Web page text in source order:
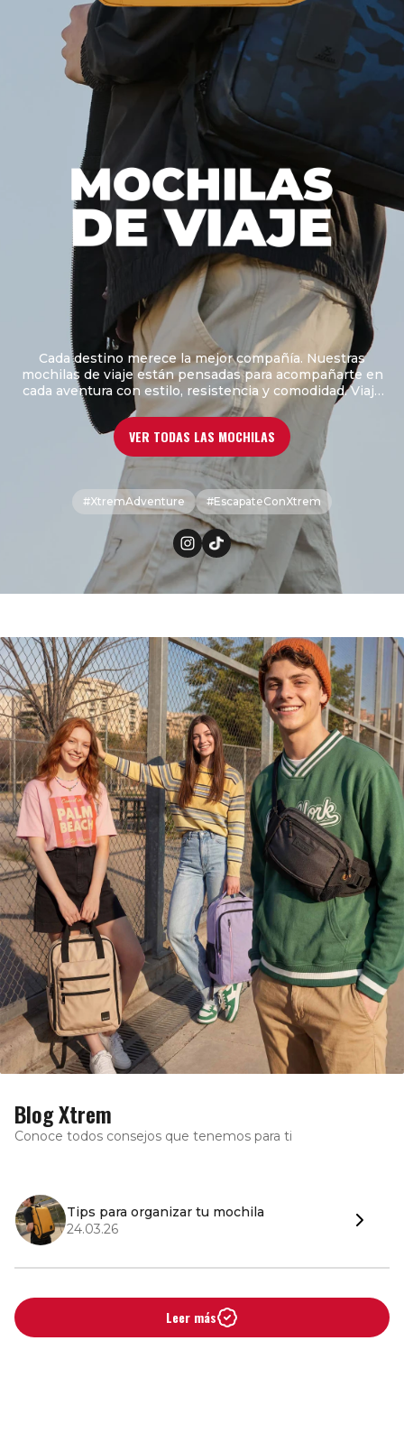
Cada destino merece la mejor compañía. Nuestras
mochilas de viaje están pensadas para acompañarte en
cada aventura con estilo, resistencia y comodidad. Viaja
ligero, seguro y con todo lo que necesitas siempre a
VER TODAS LAS MOCHILAS
#XtremAdventure #EscapateConXtrem
Blog Xtrem
Conoce todos consejos que tenemos para ti
Tips para organizar tu mochila
24.03.26
Leer más